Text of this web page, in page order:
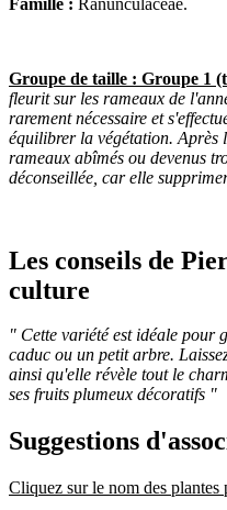
Famille : Ranunculaceae.
Groupe de taille : Groupe 1
fleurit sur les rameaux de
rarement nécessaire et
équilibrer la végétation. Après
rameaux abîmés ou devenus
déconseillée, car elle
Les conseils de
culture
" Cette variété est idéale pour
caduc ou un petit arbre.
ainsi qu'elle révèle tout le
ses fruits plumeux décoratifs "
Suggestions
Cliquez sur le nom des plantes